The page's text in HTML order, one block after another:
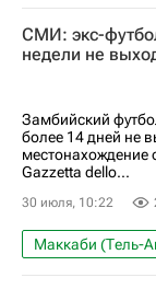
СМИ: экс-
недели не
Замбийский
более 14 дней не
местонахождение
Gazzetta dello...
30 июля, 10:22
Маккаби (Тель-
Нетания